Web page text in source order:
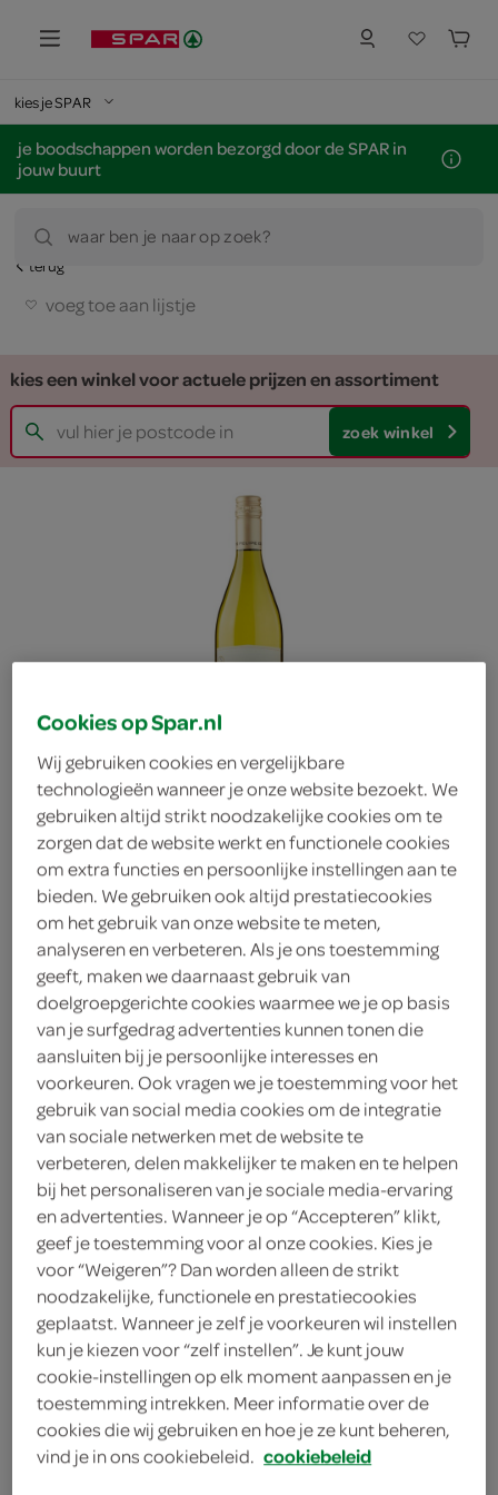
kies je SPAR
je boodschappen worden bezorgd door de SPAR in
jouw buurt
waar ben je naar op zoek?
terug
voeg toe aan lijstje
kies een winkel voor actuele prijzen en assortiment
zoek winkel
Favoritos chardonnay
viognier
Favoritos
< 25 jaar? Laat je
legitimatie zien
< 18 jaar verkopen wij
geen alcohol
meer
informatie
5.
49
750 Milliliter
Let op: aanbiedingen zijn niet zichtbaar bij de
producten, maar worden wél automatisch
verwerkt in de winkelmand.
Cookies op Spar.nl
Wij gebruiken cookies en vergelijkbare
technologieën wanneer je onze website bezoekt. We
gebruiken altijd strikt noodzakelijke cookies om te
zorgen dat de website werkt en functionele cookies
om extra functies en persoonlijke instellingen aan te
bieden. We gebruiken ook altijd prestatiecookies
om het gebruik van onze website te meten,
analyseren en verbeteren. Als je ons toestemming
geeft, maken we daarnaast gebruik van
doelgroepgerichte cookies waarmee we je op basis
van je surfgedrag advertenties kunnen tonen die
aansluiten bij je persoonlijke interesses en
voorkeuren. Ook vragen we je toestemming voor het
gebruik van social media cookies om de integratie
van sociale netwerken met de website te
verbeteren, delen makkelijker te maken en te helpen
bij het personaliseren van je sociale media-ervaring
en advertenties. Wanneer je op “Accepteren” klikt,
geef je toestemming voor al onze cookies. Kies je
voor “Weigeren”? Dan worden alleen de strikt
noodzakelijke, functionele en prestatiecookies
geplaatst. Wanneer je zelf je voorkeuren wil instellen
kun je kiezen voor “zelf instellen”. Je kunt jouw
cookie-instellingen op elk moment aanpassen en je
toestemming intrekken. Meer informatie over de
cookies die wij gebruiken en hoe je ze kunt beheren,
vind je in ons cookiebeleid. cookiebeleid